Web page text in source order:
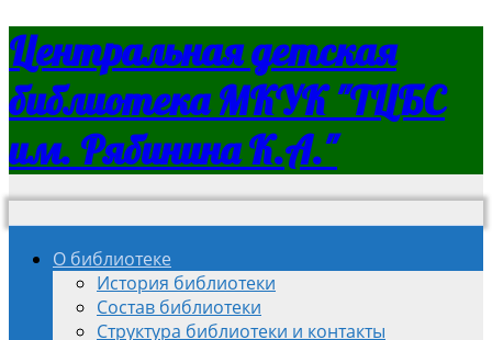
Центральная детская
библиотека МКУК "ТЦБС
им. Рябинина К.А."
О библиотеке
История библиотеки
Состав библиотеки
Структура библиотеки и контакты